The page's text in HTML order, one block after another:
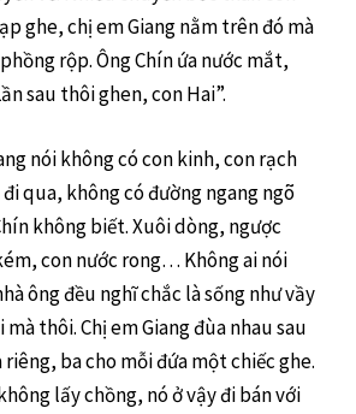
ghe, chị em Giang nằm trên đó mà
rộp. Ông Chín ứa nước mắt,
sau thôi ghen, con Hai”.
nói không có con kinh, con rạch
đi qua, không có đường ngang ngõ
không biết. Xuôi dòng, ngược
con nước rong… Không ai nói
ông đều nghĩ chắc là sống như vầy
thôi. Chị em Giang đùa nhau sau
ba cho mỗi đứa một chiếc ghe.
lấy chồng, nó ở vậy đi bán với